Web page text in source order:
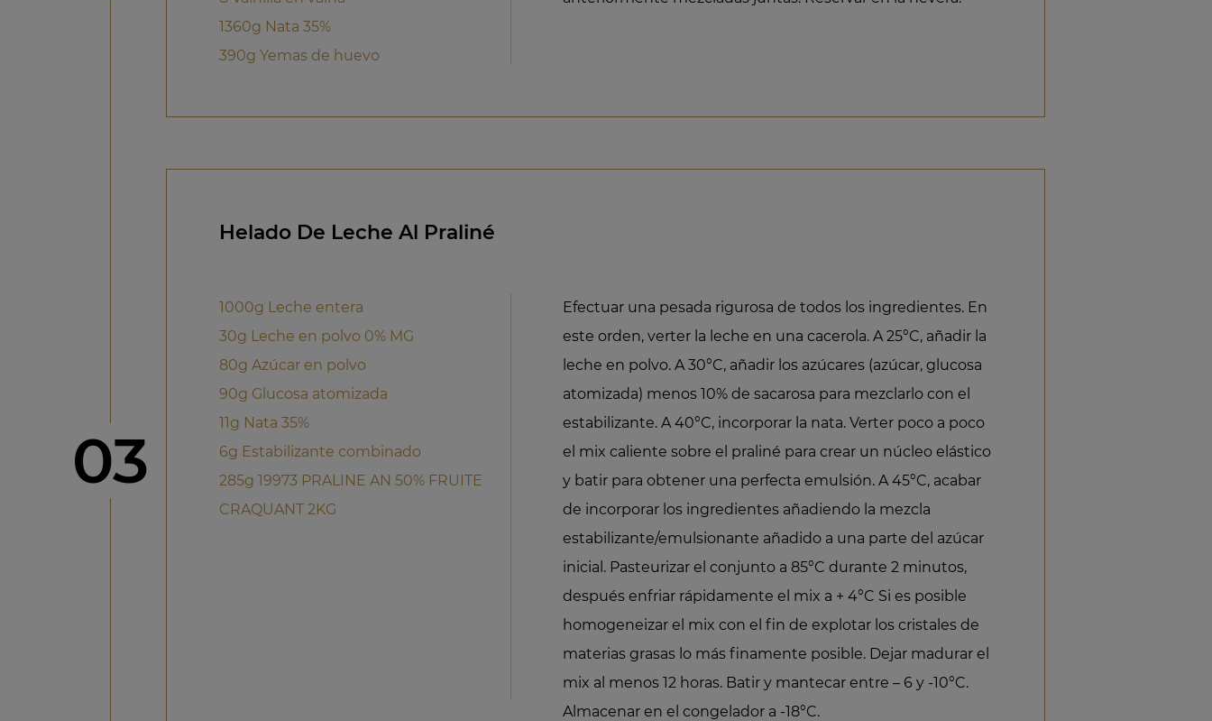
1360g Nata 35%
390g Yemas de huevo
Paso
03
Helado De Leche Al Praliné
1000g Leche entera
30g Leche en polvo 0% MG
80g Azúcar en polvo
90g Glucosa atomizada
11g Nata 35%
6g Estabilizante combinado
285g 19973 PRALINE AN 50% FRUITE
CRAQUANT 2KG
Efectuar una pesada rigurosa de todos los ingredientes. En
este orden, verter la leche en una cacerola. A 25°C, añadir la
leche en polvo. A 30°C, añadir los azúcares (azúcar, glucosa
atomizada) menos 10% de sacarosa para mezclarlo con el
estabilizante. A 40°C, incorporar la nata. Verter poco a poco
el mix caliente sobre el praliné para crear un núcleo elástico
y batir para obtener una perfecta emulsión. A 45°C, acabar
de incorporar los ingredientes añadiendo la mezcla
estabilizante/emulsionante añadido a una parte del azúcar
inicial. Pasteurizar el conjunto a 85°C durante 2 minutos,
después enfriar rápidamente el mix a + 4°C Si es posible
homogeneizar el mix con el fin de explotar los cristales de
materias grasas lo más finamente posible. Dejar madurar el
mix al menos 12 horas. Batir y mantecar entre – 6 y -10°C.
Almacenar en el congelador a -18°C.